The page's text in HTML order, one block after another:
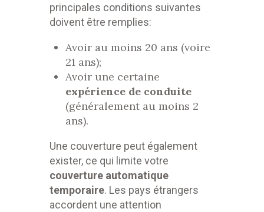
principales conditions suivantes
doivent être remplies:
Avoir au moins 20 ans (voire
21 ans);
Avoir une certaine
expérience de conduite
(généralement au moins 2
ans).
Une couverture peut également
exister, ce qui limite votre
couverture automatique
temporaire. Les pays étrangers
accordent une attention